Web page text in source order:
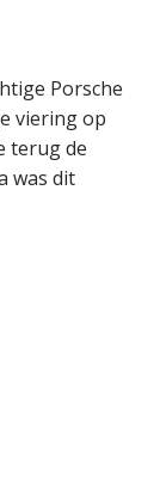
Porsche
viering op
terug de
was dit